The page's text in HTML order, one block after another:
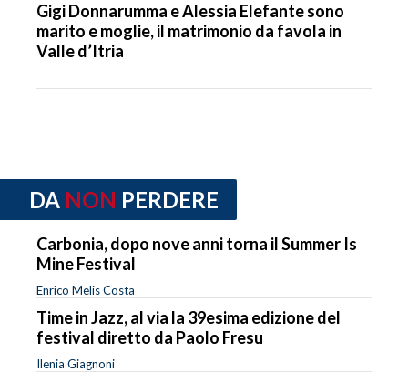
Gigi Donnarumma e Alessia Elefante sono
marito e moglie, il matrimonio da favola in
Valle d’Itria
DA NON PERDERE
Carbonia, dopo nove anni torna il Summer Is
Mine Festival
Enrico Melis Costa
Time in Jazz, al via la 39esima edizione del
festival diretto da Paolo Fresu
Ilenia Giagnoni